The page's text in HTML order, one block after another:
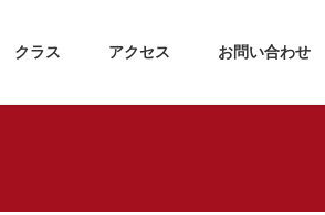
クラス アクセス お問い合わせ